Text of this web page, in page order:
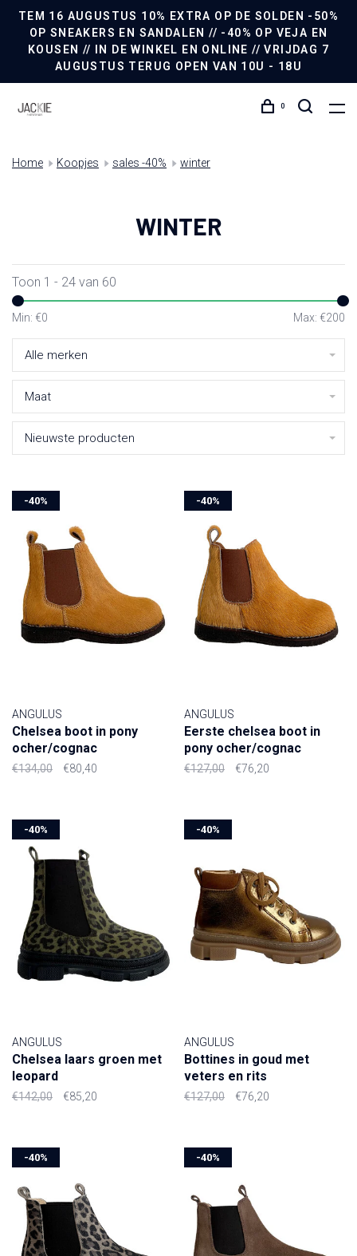
TEM 16 AUGUSTUS 10% EXTRA OP DE SOLDEN -50%
OP SNEAKERS EN SANDALEN // -40% OP VEJA EN
KOUSEN // IN DE WINKEL EN ONLINE // VRIJDAG 7
AUGUSTUS TERUG OPEN VAN 10U - 18U
0
Home Koopjes sales -40% winter
WINTER
Toon 1 - 24 van 60
Min: €0 Max: €200
Alle merken
Maat
Nieuwste producten
-40%
ANGULUS
Chelsea boot in pony
ocher/cognac
€134,00 €80,40
-40%
ANGULUS
Eerste chelsea boot in
pony ocher/cognac
€127,00 €76,20
-40%
ANGULUS
Chelsea laars groen met
leopard
€142,00 €85,20
-40%
ANGULUS
Bottines in goud met
veters en rits
€127,00 €76,20
-40% -40%